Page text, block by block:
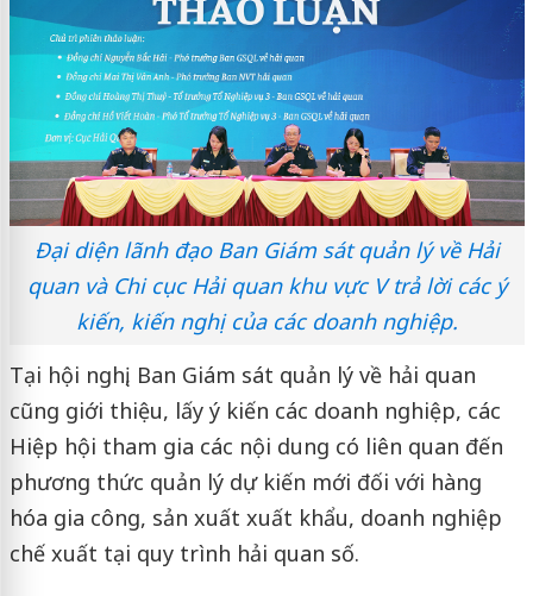
Đại diện lãnh đạo Ban Giám sát quản lý về Hải
quan và Chi cục Hải quan khu vực V trả lời các ý
kiến, kiến nghị của các doanh nghiệp.
Tại hội nghị, Ban Giám sát quản lý về hải quan
cũng giới thiệu, lấy ý kiến các doanh nghiệp, các
Hiệp hội tham gia các nội dung có liên quan đến
phương thức quản lý dự kiến mới đối với hàng
hóa gia công, sản xuất xuất khẩu, doanh nghiệp
chế xuất tại quy trình hải quan số.